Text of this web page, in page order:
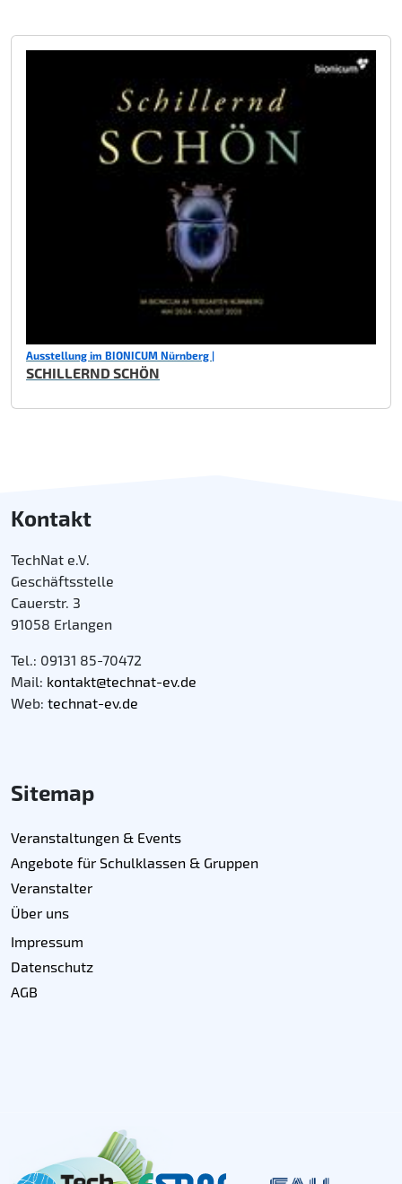
Ausstellung im BIONICUM Nürnberg |
SCHILLERND SCHÖN
Kontakt
TechNat e.V.
Geschäftsstelle
Cauerstr. 3
91058 Erlangen
Tel.: 09131 85-70472
Mail: kontakt@technat-ev.de
Web: technat-ev.de
Sitemap
Veranstaltungen & Events
Angebote für Schulklassen & Gruppen
Veranstalter
Über uns
Impressum
Datenschutz
AGB